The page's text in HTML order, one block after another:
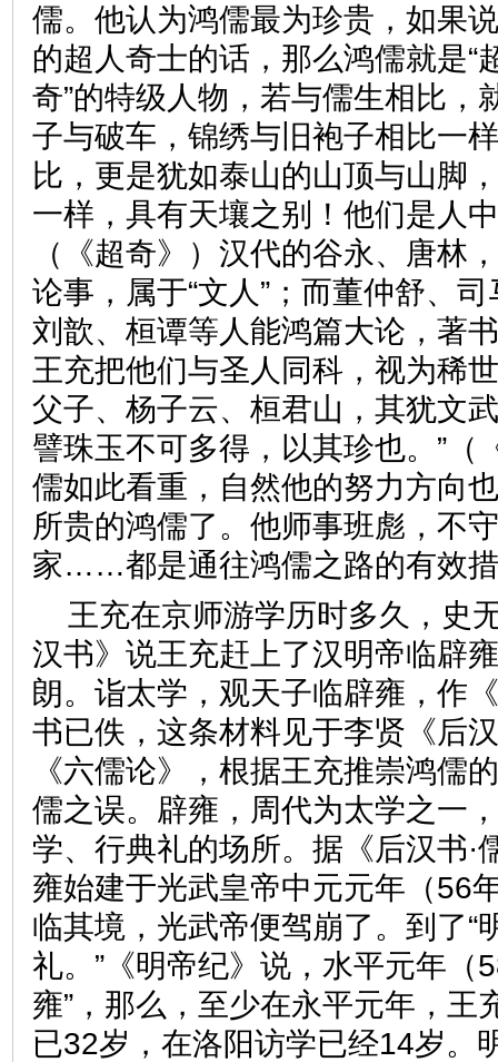
儒。他认为鸿儒最为珍贵，如果
的超人奇士的话，那么鸿儒就是“
奇”的特级人物，若与儒生相比，
子与破车，锦绣与旧袍子相比一
比，更是犹如泰山的山顶与山脚
一样，具有天壤之别！他们是人
（《超奇》）汉代的谷永、唐林
论事，属于“文人”；而董仲舒、
刘歆、桓谭等人能鸿篇大论，著
王充把他们与圣人同科，视为稀
父子、杨子云、桓君山，其犹文
譬珠玉不可多得，以其珍也。”（
儒如此看重，自然他的努力方向
所贵的鸿儒了。他师事班彪，不
家……都是通往鸿儒之路的有效
王充在京师游学历时多久，史
汉书》说王充赶上了汉明帝临辟
朗。诣太学，观天子临辟雍，作
书已佚，这条材料见于李贤《后
《六儒论》，根据王充推崇鸿儒
儒之误。辟雍，周代为太学之一
学、行典礼的场所。据《后汉书·
雍始建于光武皇帝中元元年（56
临其境，光武帝便驾崩了。到了“
礼。”《明帝纪》说，水平元年（
雍”，那么，至少在永平元年，王
已32岁，在洛阳访学已经14岁。